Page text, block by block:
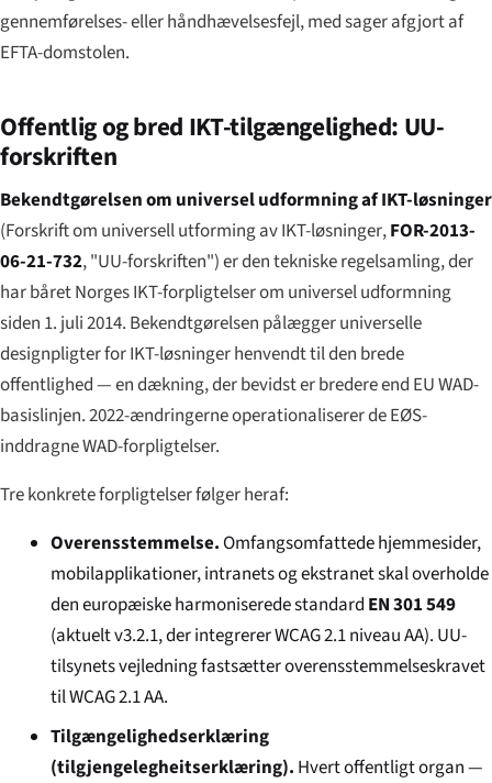
gennemførelses- eller håndhævelsesfejl, med sager afgjort af
EFTA-domstolen.
Offentlig og bred IKT-tilgængelighed: UU-
forskriften
Bekendtgørelsen om universel udformning af IKT-løsninger
(Forskrift om universell utforming av IKT-løsninger,FOR-2013-
06-21-732, "UU-forskriften") er den tekniske regelsamling, der
har båret Norges IKT-forpligtelser om universel udformning
siden 1. juli 2014. Bekendtgørelsen pålægger universelle
designpligter for IKT-løsninger henvendt til den brede
offentlighed — en dækning, der bevidst er bredere end EU WAD-
basislinjen. 2022-ændringerne operationaliserer de EØS-
inddragne WAD-forpligtelser.
Tre konkrete forpligtelser følger heraf:
Overensstemmelse.Omfangsomfattede hjemmesider,
mobilapplikationer, intranets og ekstranet skal overholde
den europæiske harmoniserede standard EN 301 549
(aktuelt v3.2.1, der integrerer WCAG 2.1 niveau AA). UU-
tilsynets vejledning fastsætter overensstemmelseskravet
til WCAG 2.1 AA.
Tilgængelighedserklæring
(tilgjengelegheitserklæring). Hvert offentligt organ —